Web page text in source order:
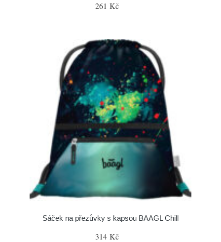
261 Kč
Sáček na přezůvky s kapsou BAAGL Chill
314 Kč